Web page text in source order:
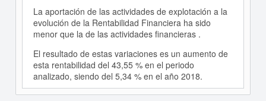
La aportación de las actividades de explotación a la
evolución de la Rentabilidad Financiera ha sido
menor que la de las actividades financieras .
El resultado de estas variaciones es un aumento de
esta rentabilidad del 43,55 % en el periodo
analizado, siendo del 5,34 % en el año 2018.